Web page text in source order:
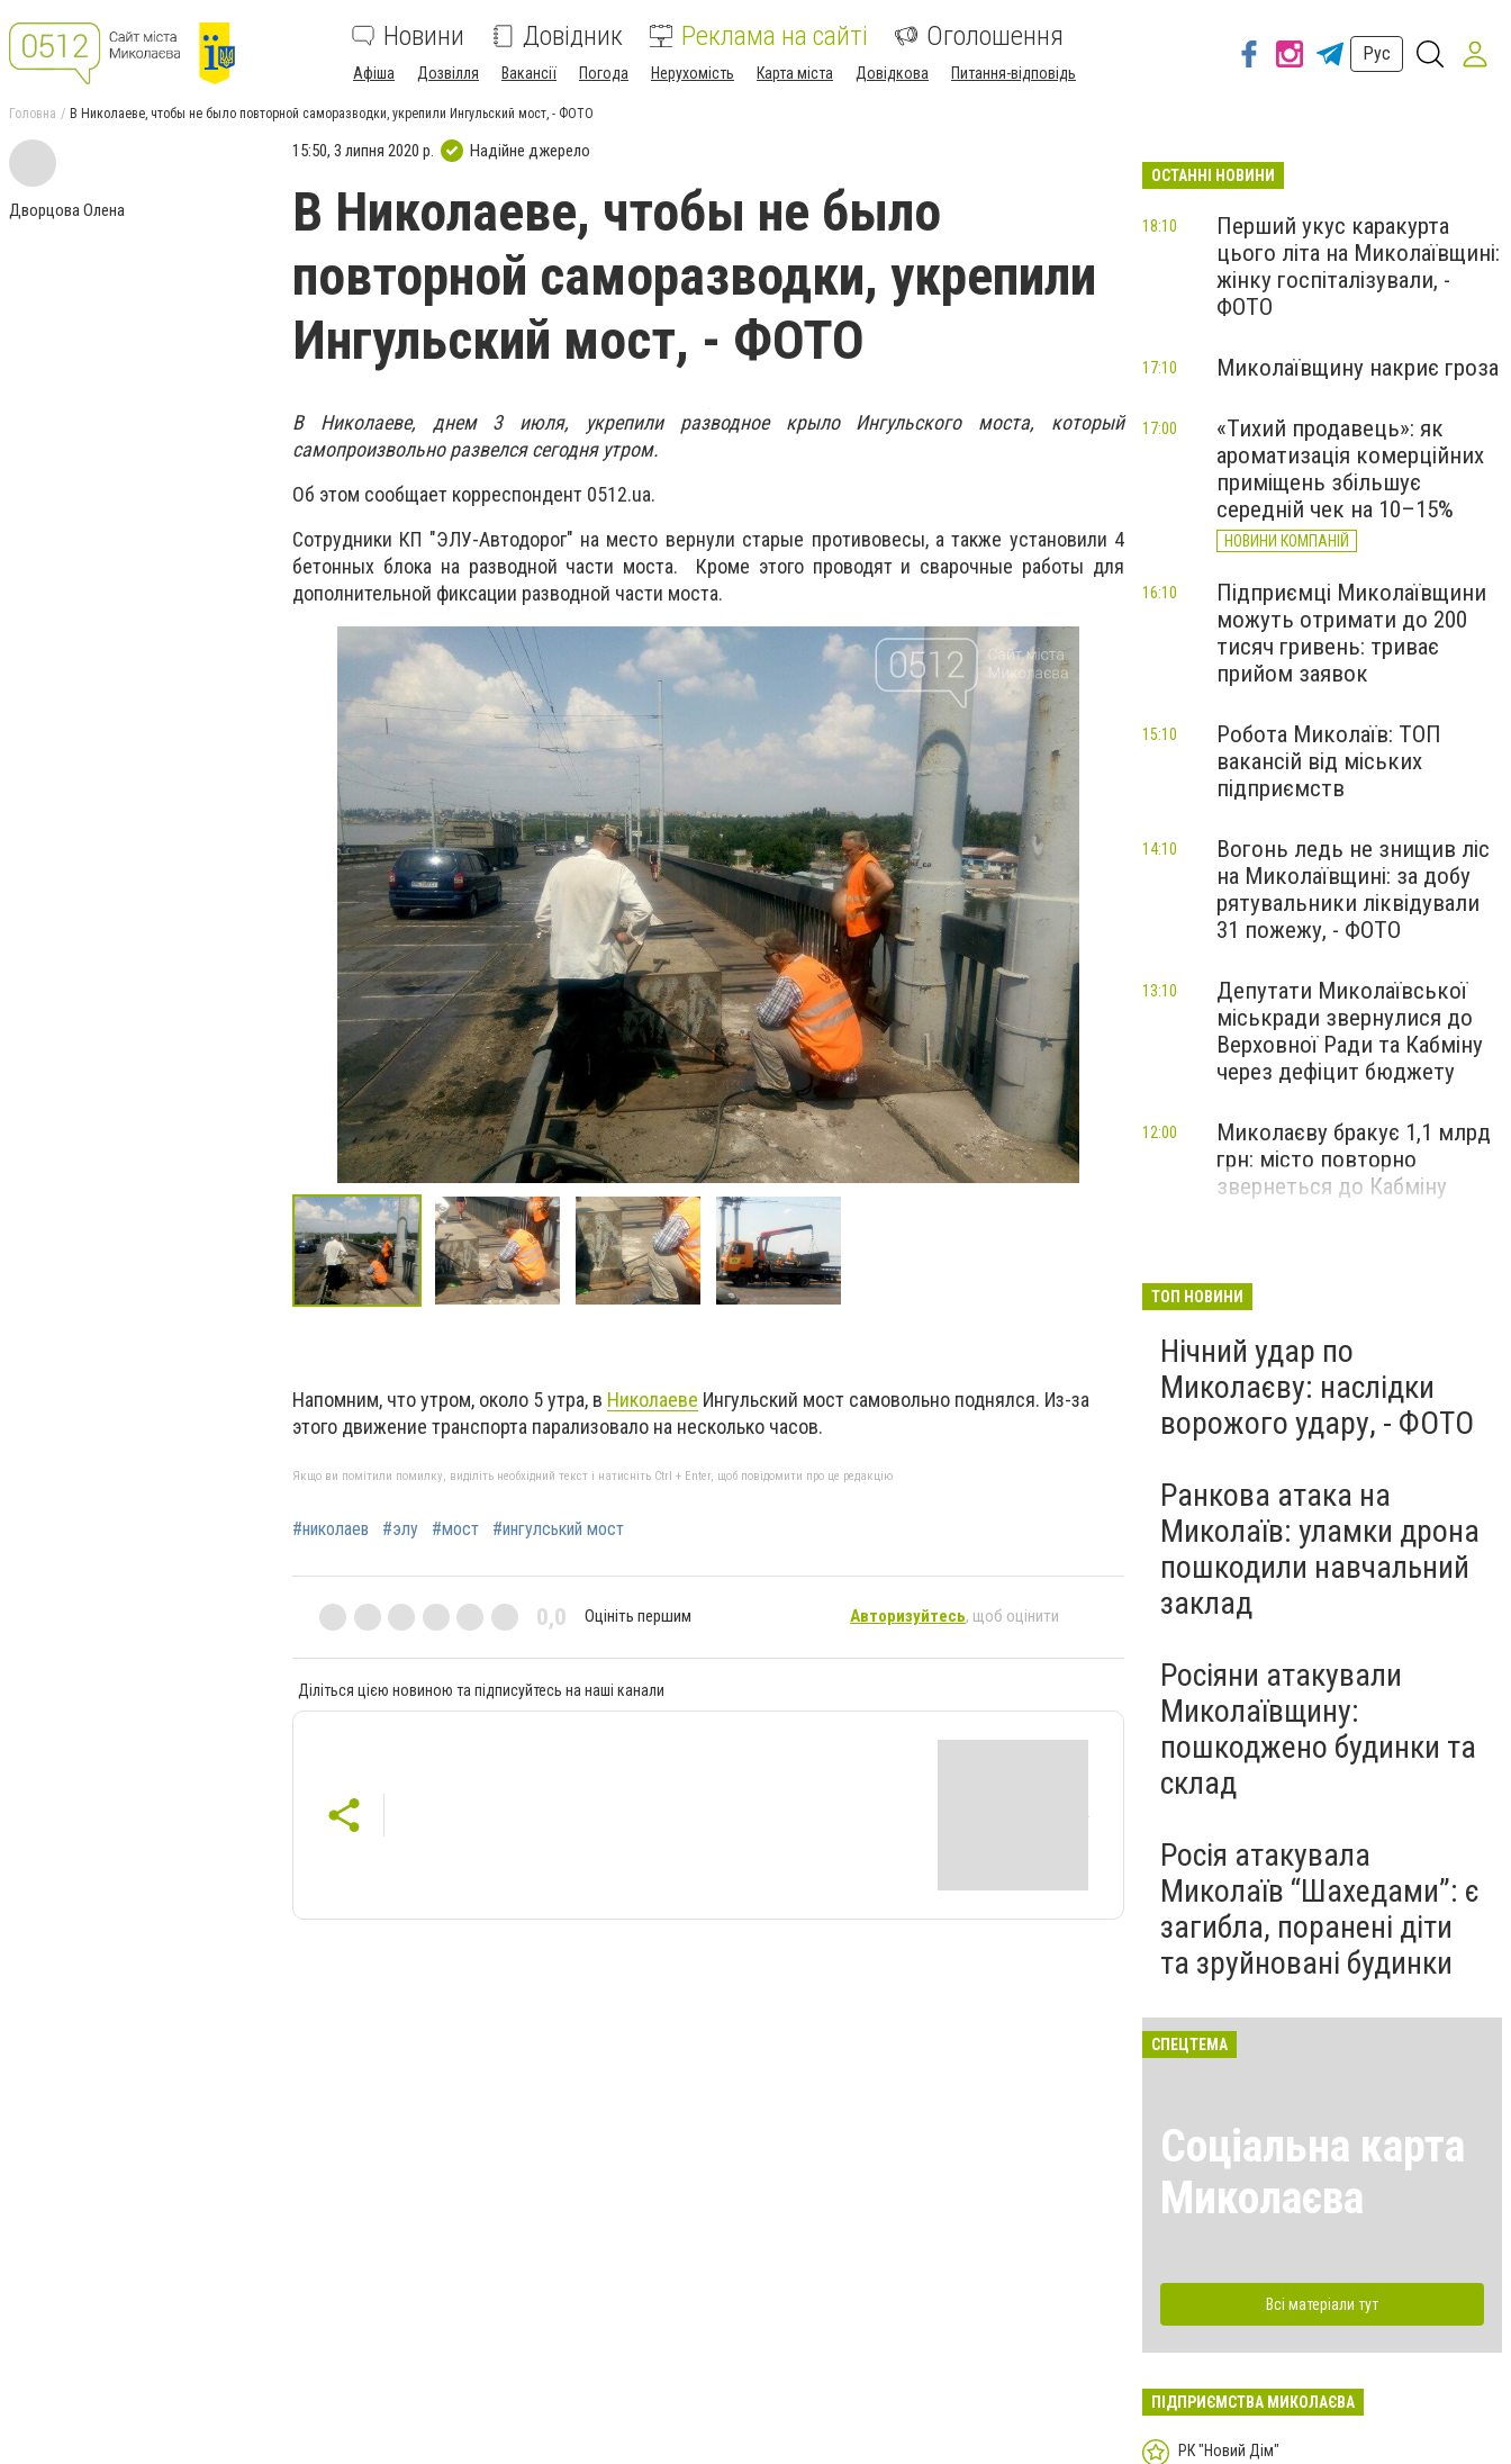
Новини Довідник Реклама на сайті Оголошення
Афіша Дозвілля Вакансії Погода Нерухомість Карта міста Довідкова Питання-відповідь
Рус
Головна В Николаеве, чтобы не было повторной саморазводки, укрепили Ингульский мост, - ФОТО
Дворцова Олена
15:50, 3 липня 2020 р. Надійне джерело
В Николаеве, чтобы не было
повторной саморазводки, укрепили
Ингульский мост, - ФОТО
В Николаеве, днем 3 июля, укрепили разводное крыло Ингульского моста, который
самопроизвольно развелся сегодня утром.
Об этом сообщает корреспондент 0512.ua.
Сотрудники КП "ЭЛУ-Автодорог" на место вернули старые противовесы, а также установили 4
бетонных блока на разводной части моста. Кроме этого проводят и сварочные работы для
дополнительной фиксации разводной части моста.
Напомним, что утром, около 5 утра, в Николаеве Ингульский мост самовольно поднялся. Из-за
этого движение транспорта парализовало на несколько часов.
Якщо ви помітили помилку, виділіть необхідний текст і натисніть Ctrl + Enter, щоб повідомити про це редакцію
#николаев #элу #мост #ингулський мост
0,0 Оцініть першим Авторизуйтесь, щоб оцінити
Діліться цією новиною та підписуйтесь на наші канали
ОСТАННІ НОВИНИ
Перший укус каракурта
цього літа на Миколаївщині:
жінку госпіталізували, -
ФОТО
18:10
Миколаївщину накриє гроза
17:10
«Тихий продавець»: як
ароматизація комерційних
приміщень збільшує
середній чек на 10–15%
НОВИНИ КОМПАНІЙ
17:00
Підприємці Миколаївщини
можуть отримати до 200
тисяч гривень: триває
прийом заявок
16:10
Робота Миколаїв: ТОП
вакансій від міських
підприємств
15:10
Вогонь ледь не знищив ліс
на Миколаївщині: за добу
рятувальники ліквідували
31 пожежу, - ФОТО
14:10
Депутати Миколаївської
міськради звернулися до
Верховної Ради та Кабміну
через дефіцит бюджету
13:10
Миколаєву бракує 1,1 млрд
грн: місто повторно
звернеться до Кабміну
12:00
ТОП НОВИНИ
Нічний удар по
Миколаєву: наслідки
ворожого удару, - ФОТО
Ранкова атака на
Миколаїв: уламки дрона
пошкодили навчальний
заклад
Росіяни атакували
Миколаївщину:
пошкоджено будинки та
склад
Росія атакувала
Миколаїв “Шахедами”: є
загибла, поранені діти
та зруйновані будинки
СПЕЦТЕМА
Соціальна карта
Миколаєва
Всі матеріали тут
ПІДПРИЄМСТВА МИКОЛАЄВА
РК "Новий Дім"